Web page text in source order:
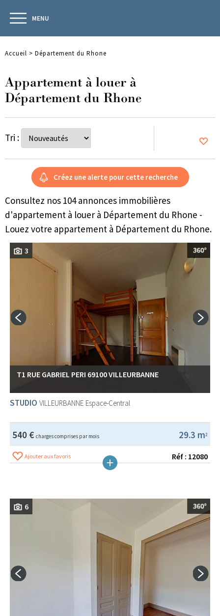
MENU
Accueil > Département du Rhone
Appartement à louer à
Département du Rhone
Tri :
Consultez nos 104 annonces immobilières
d'appartement à louer à Département du Rhone -
Louez votre appartement à Département du Rhone.
3
T1 RUE GABRIEL PERI 69100 VILLEURBANNE
STUDIO VILLEURBANNE Espace-Central
29.3 m2
540 € charges comprises par mois
Ajouter aux favoris Réf : 12080
6